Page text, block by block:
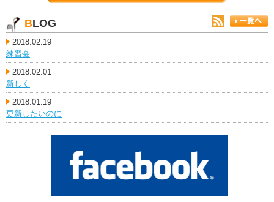
BLOG
2018.02.19
練習会
2018.02.01
新しく
2018.01.19
更新したいのに